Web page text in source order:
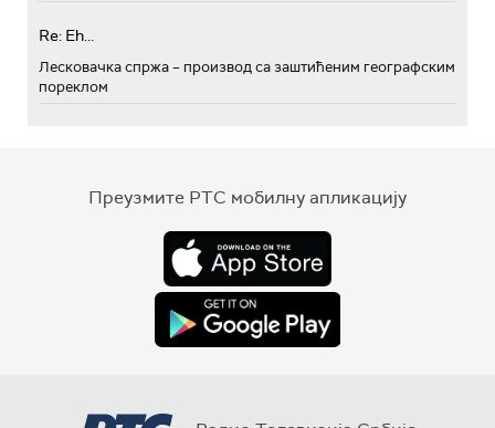
Re: Eh...
Лесковачка спржа – производ са заштићеним географским
пореклом
Преузмите РТС мобилну апликацију